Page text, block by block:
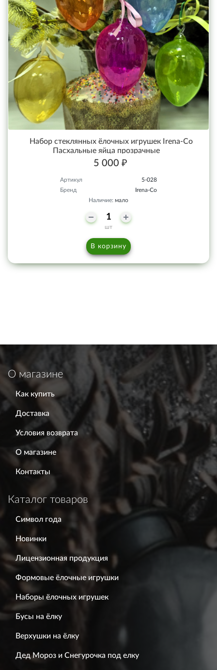
Набор стеклянных ёлочных игрушек Irena-Co
Пасхальные яйца прозрачные
5 000 ₽
Артикул
5-028
Бренд
Irena-Co
Наличие: мало
шт
В корзину
О магазине
Как купить
Доставка
Условия возврата
О магазине
Контакты
Каталог товаров
Символ года
Новинки
Лицензионная продукция
Формовые ёлочные игрушки
Наборы ёлочных игрушек
Бусы на ёлку
Верхушки на ёлку
Дед Мороз и Снегурочка под елку